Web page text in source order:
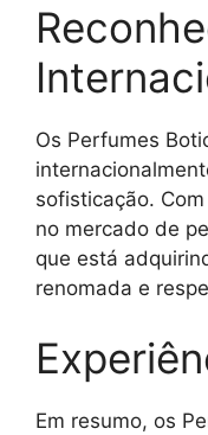
Os Perfumes
sofisticação.
no mercado de
que está
renomada e
Em resumo, os